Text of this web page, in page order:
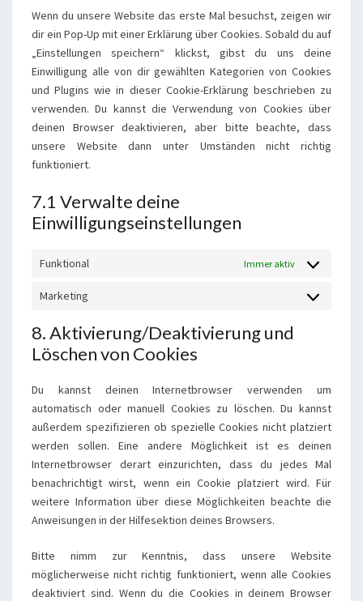
Wenn du unsere Website das erste Mal besuchst, zeigen wir
dir ein Pop-Up mit einer Erklärung über Cookies. Sobald du auf
„Einstellungen speichern“ klickst, gibst du uns deine
Einwilligung alle von dir gewählten Kategorien von Cookies
und Plugins wie in dieser Cookie-Erklärung beschrieben zu
verwenden. Du kannst die Verwendung von Cookies über
deinen Browser deaktivieren, aber bitte beachte, dass
unsere Website dann unter Umständen nicht richtig
funktioniert.
7.1 Verwalte deine
Einwilligungseinstellungen
Funktional Immer aktiv
Marketing Marketing
8. Aktivierung/Deaktivierung und
Löschen von Cookies
Du kannst deinen Internetbrowser verwenden um
automatisch oder manuell Cookies zu löschen. Du kannst
außerdem spezifizieren ob spezielle Cookies nicht platziert
werden sollen. Eine andere Möglichkeit ist es deinen
Internetbrowser derart einzurichten, dass du jedes Mal
benachrichtigt wirst, wenn ein Cookie platziert wird. Für
weitere Information über diese Möglichkeiten beachte die
Anweisungen in der Hilfesektion deines Browsers.
Bitte nimm zur Kenntnis, dass unsere Website
möglicherweise nicht richtig funktioniert, wenn alle Cookies
deaktiviert sind. Wenn du die Cookies in deinem Browser